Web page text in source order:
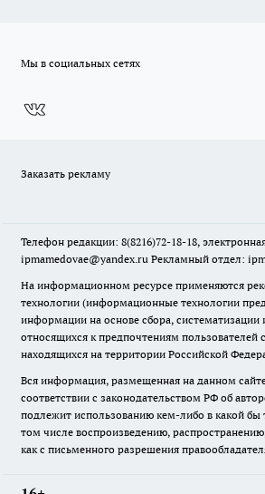
Мы в социальных сетях
Заказать рекламу
Телефон редакции: 8(8216)72-18-18,
ipmamedovae@yandex.ru Рекламный отдел:
На информационном ресурсе применяются
технологии (информационные технологии
информации на основе сбора, систематизации
относящихся к предпочтениям пользователей
находящихся на территории Российской
Вся информация, размещенная на данном
соответствии с законодательством РФ об
подлежит использованию кем-либо в какой
том числе воспроизведению,
как с письменного разрешения